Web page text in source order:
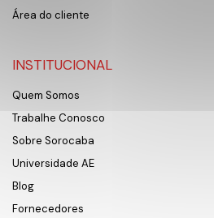
Área do cliente
INSTITUCIONAL
Quem Somos
Trabalhe Conosco
Sobre Sorocaba
Universidade AE
Blog
Fornecedores